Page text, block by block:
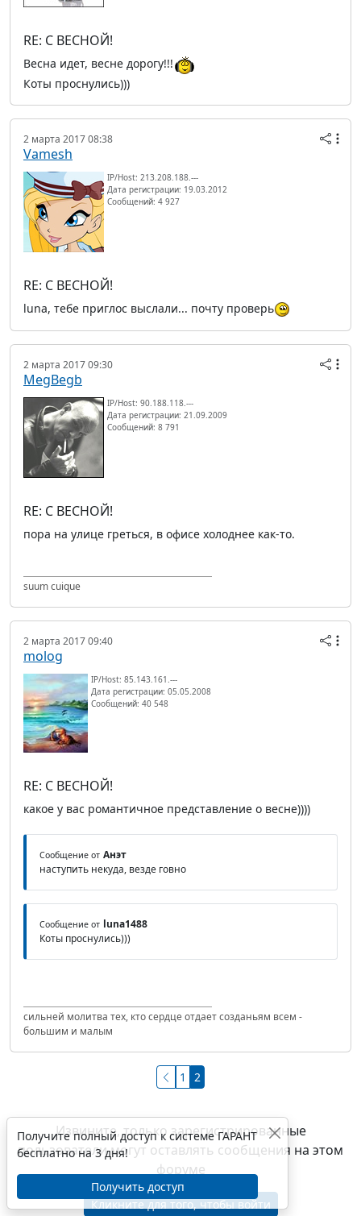
RE: С ВЕСНОЙ!
Весна идет, весне дорогу!!!
Коты проснулись)))
2 марта 2017 08:38
Vamesh
IP/Host: 213.208.188.---
Дата регистрации: 19.03.2012
Сообщений: 4 927
RE: С ВЕСНОЙ!
luna, тебе приглос выслали... почту проверь
2 марта 2017 09:30
MegBegb
IP/Host: 90.188.118.---
Дата регистрации: 21.09.2009
Сообщений: 8 791
RE: С ВЕСНОЙ!
пора на улице греться, в офисе холоднее как-то.
suum cuique
2 марта 2017 09:40
molog
IP/Host: 85.143.161.---
Дата регистрации: 05.05.2008
Сообщений: 40 548
RE: С ВЕСНОЙ!
какое у вас романтичное представление о весне))))
Сообщение от Анэт
наступить некуда, везде говно
Сообщение от luna1488
Коты проснулись)))
сильней молитва тех, кто сердце отдает созданьям всем -
большим и малым
1 2
Извините, только зарегистрированные
пользователи могут оставлять сообщения на этом
форуме
Кликните для того, чтобы войти
Получите полный доступ к системе ГАРАНТ
бесплатно на 3 дня!
Получить доступ